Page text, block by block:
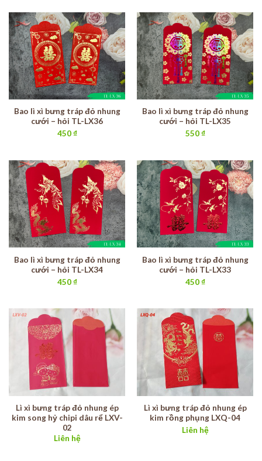
Bao lì xì bưng tráp đỏ nhung
cưới – hỏi TL-LX36
450₫
Bao lì xì bưng tráp đỏ nhung
cưới – hỏi TL-LX35
550₫
Bao lì xì bưng tráp đỏ nhung
cưới – hỏi TL-LX34
450₫
Bao lì xì bưng tráp đỏ nhung
cưới – hỏi TL-LX33
450₫
Lì xì bưng tráp đỏ nhung ép
kim song hỷ chipi dâu rể LXV-
02
Liên hệ
Lì xì bưng tráp đỏ nhung ép
kim rồng phụng LXQ-04
Liên hệ